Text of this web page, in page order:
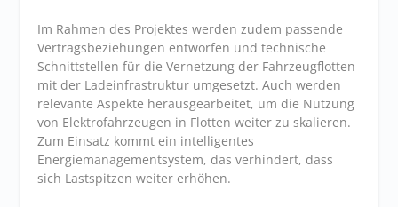
Im Rahmen des Projektes werden zudem passende
Vertragsbeziehungen entworfen und technische
Schnittstellen für die Vernetzung der Fahrzeugflotten
mit der Ladeinfrastruktur umgesetzt. Auch werden
relevante Aspekte herausgearbeitet, um die Nutzung
von Elektrofahrzeugen in Flotten weiter zu skalieren.
Zum Einsatz kommt ein intelligentes
Energiemanagementsystem, das verhindert, dass
sich Lastspitzen weiter erhöhen.